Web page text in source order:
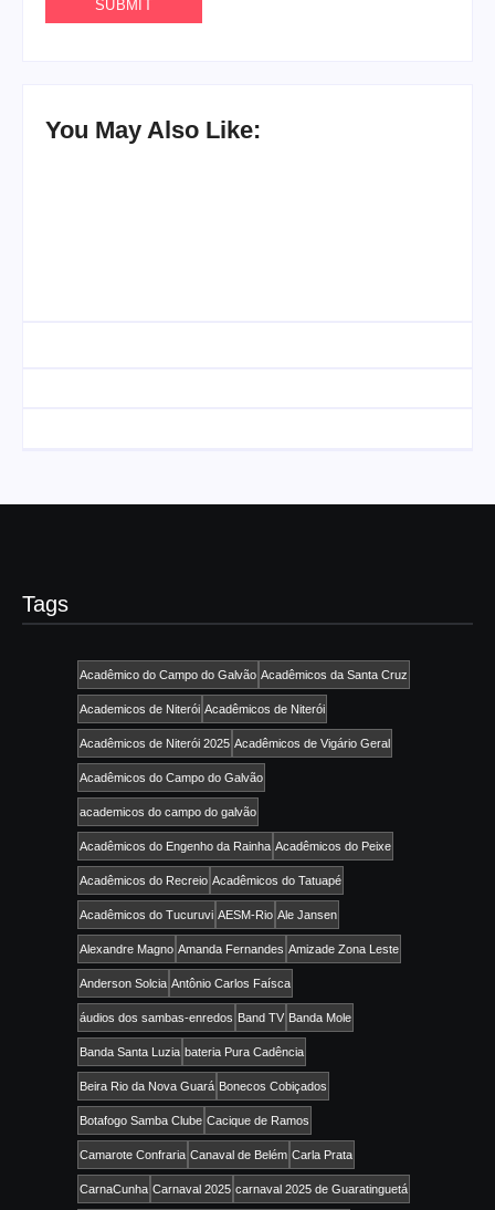
You May Also Like:
Tags
Acadêmico do Campo do Galvão Acadêmicos da Santa Cruz
Academicos de Niterói Acadêmicos de Niterói
Acadêmicos de Niterói 2025 Acadêmicos de Vigário Geral
Acadêmicos do Campo do Galvão
academicos do campo do galvão
Acadêmicos do Engenho da Rainha Acadêmicos do Peixe
Acadêmicos do Recreio Acadêmicos do Tatuapé
Acadêmicos do Tucuruvi AESM-Rio Ale Jansen
Alexandre Magno Amanda Fernandes Amizade Zona Leste
Anderson Solcia Antônio Carlos Faísca
áudios dos sambas-enredos Band TV Banda Mole
Banda Santa Luzia bateria Pura Cadência
Beira Rio da Nova Guará Bonecos Cobiçados
Botafogo Samba Clube Cacique de Ramos
Camarote Confraria Canaval de Belém Carla Prata
CarnaCunha Carnaval 2025 carnaval 2025 de Guaratinguetá